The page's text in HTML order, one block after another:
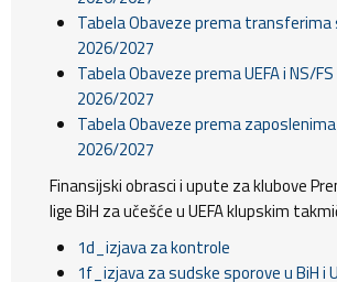
Tabela Obaveze prema transferima
2026/2027
Tabela Obaveze prema UEFA i NS/
2026/2027
Tabela Obaveze prema
2026/2027
Finansijski obrasci i upute za klubove
lige BiH za učešće u UEFA klupskim
1d_izjava za kontrole
1f_izjava za sudske sporove u BiH i